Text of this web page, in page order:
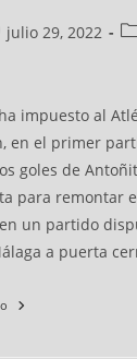
julio 29, 2022
impuesto al
en el primer
goles de
para remontar
un partido
a puerta